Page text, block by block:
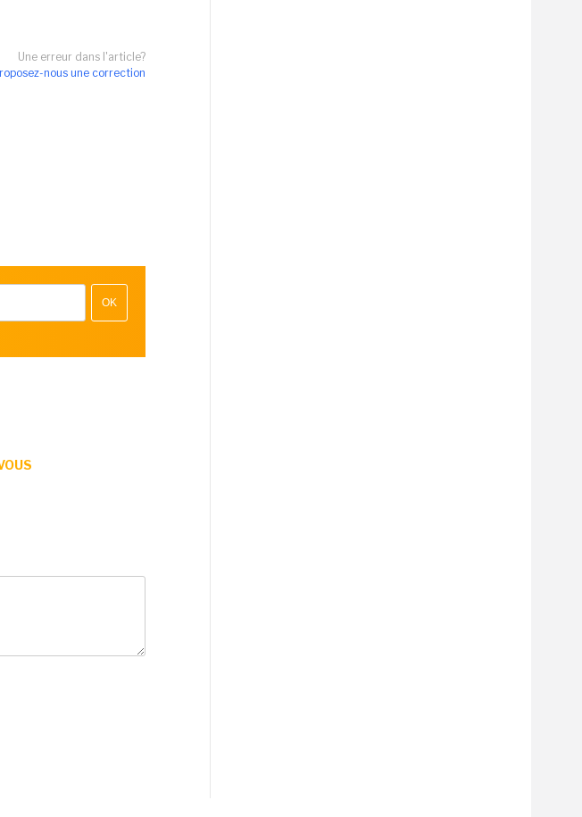
Une erreur dans l'article?
nous une correction
OK